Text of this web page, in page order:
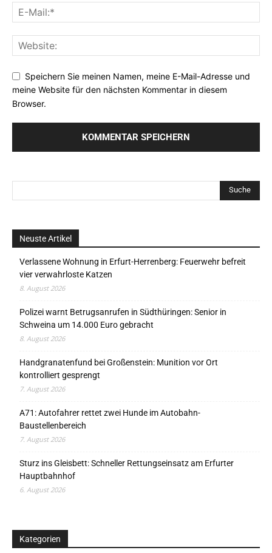
Speichern Sie meinen Namen, meine E-Mail-Adresse und
meine Website für den nächsten Kommentar in diesem
Browser.
Neuste Artikel
Verlassene Wohnung in Erfurt-Herrenberg: Feuerwehr befreit
vier verwahrloste Katzen
8. August 2026
Polizei warnt Betrugsanrufen in Südthüringen: Senior in
Schweina um 14.000 Euro gebracht
8. August 2026
Handgranatenfund bei Großenstein: Munition vor Ort
kontrolliert gesprengt
7. August 2026
A71: Autofahrer rettet zwei Hunde im Autobahn-
Baustellenbereich
7. August 2026
Sturz ins Gleisbett: Schneller Rettungseinsatz am Erfurter
Hauptbahnhof
6. August 2026
Kategorien